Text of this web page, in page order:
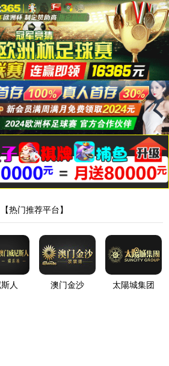
您请求的
不存在!